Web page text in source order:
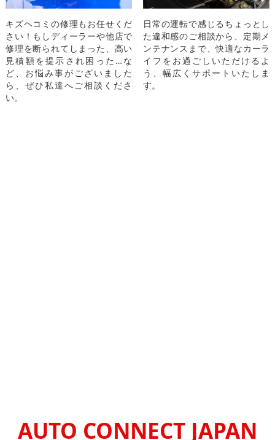
キズヘコミの修理もお任せくだ
さい！もしディーラーや他店で
修理を断られてしまった、高い
見積額を提示され困った…な
ど、お悩み事がございました
ら、ぜひ私達へご相談くださ
い。
日常の運転で感じるちょっとし
た違和感のご相談から、定期メ
ンテナンスまで、快適なカーラ
イフをお過ごしいただけるよ
う、幅広くサポートいたしま
す。
AUTO CONNECT JAPAN